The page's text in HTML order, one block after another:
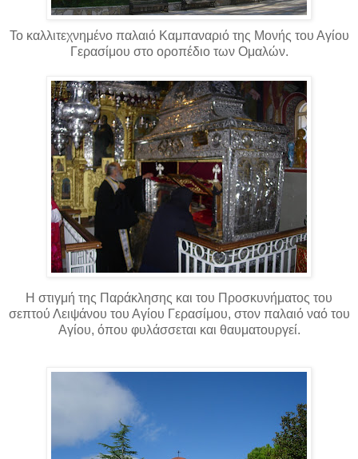
Το καλλιτεχνημένο παλαιό Καμπαναριό της Μονής του Αγίου
Γερασίμου στο οροπέδιο των Ομαλών.
Η στιγμή της Παράκλησης και του Προσκυνήματος του
σεπτού Λειψάνου του Αγίου Γερασίμου, στον παλαιό ναό του
Αγίου, όπου φυλάσσεται και θαυματουργεί.